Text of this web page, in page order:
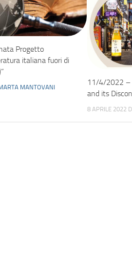
Progetto
italiana fuori di
MANTOVANI
11/4/2022 –
and its
8 APRILE 2022